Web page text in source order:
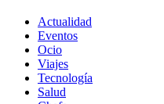
Actualidad
Eventos
Ocio
Viajes
Tecnología
Salud